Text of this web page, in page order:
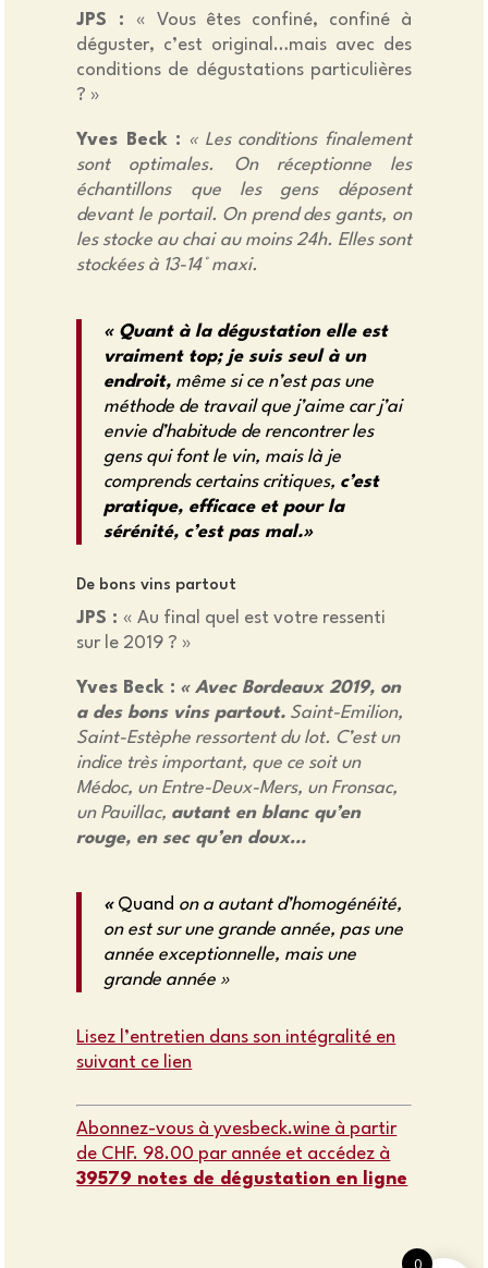
JPS : « Vous êtes confiné, confiné à
déguster, c’est original…mais avec des
conditions de dégustations particulières
? »
Yves Beck : « Les conditions finalement
sont optimales. On réceptionne les
échantillons que les gens déposent
devant le portail. On prend des gants, on
les stocke au chai au moins 24h. Elles sont
stockées à 13-14° maxi.
« Quant à la dégustation elle est
vraiment top; je suis seul à un
endroit, même si ce n’est pas une
méthode de travail que j’aime car j’ai
envie d’habitude de rencontrer les
gens qui font le vin, mais là je
comprends certains critiques, c’est
pratique, efficace et pour la
sérénité, c’est pas mal.»
De bons vins partout
JPS :« Au final quel est votre ressenti
sur le 2019 ? »
Yves Beck : « Avec Bordeaux 2019, on
a des bons vins partout. Saint-Emilion,
Saint-Estèphe ressortent du lot. C’est un
indice très important, que ce soit un
Médoc, un Entre-Deux-Mers, un Fronsac,
un Pauillac, autant en blanc qu’en
rouge, en sec qu’en doux…
«Quand on a autant d’homogénéité,
on est sur une grande année, pas une
année exceptionnelle, mais une
grande année »
Lisez l’entretien dans son intégralité en
suivant ce lien
Abonnez-vous à yvesbeck.wine à partir
de CHF. 98.00 par année et accédez à
39579 notes de dégustation en ligne
0